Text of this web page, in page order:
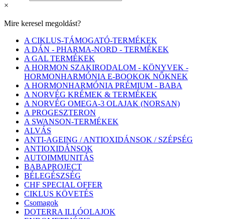
×
Mire keresel megoldást?
A CIKLUS-TÁMOGATÓ-TERMÉKEK
A DÁN - PHARMA-NORD - TERMÉKEK
A GAL TERMÉKEK
A HORMON SZAKIRODALOM - KÖNYVEK -
HORMONHARMÓNIA E-BOOKOK NŐKNEK
A HORMONHARMÓNIA PRÉMIUM - BABA
A NORVÉG KRÉMEK & TERMÉKEK
A NORVÉG OMEGA-3 OLAJAK (NORSAN)
A PROGESZTERON
A SWANSON-TERMÉKEK
ALVÁS
ANTI-AGEING / ANTIOXIDÁNSOK / SZÉPSÉG
ANTIOXIDÁNSOK
AUTOIMMUNITÁS
BABAPROJECT
BÉLEGÉSZSÉG
CHF SPECIAL OFFER
CIKLUS KÖVETÉS
Csomagok
DOTERRA ILLÓOLAJOK